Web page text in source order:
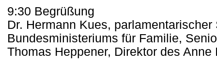
9:30 Begrüßung
Dr. Hermann Kues,
Bundesministeriums für Familie,
Thomas Heppener, Direktor des Anne